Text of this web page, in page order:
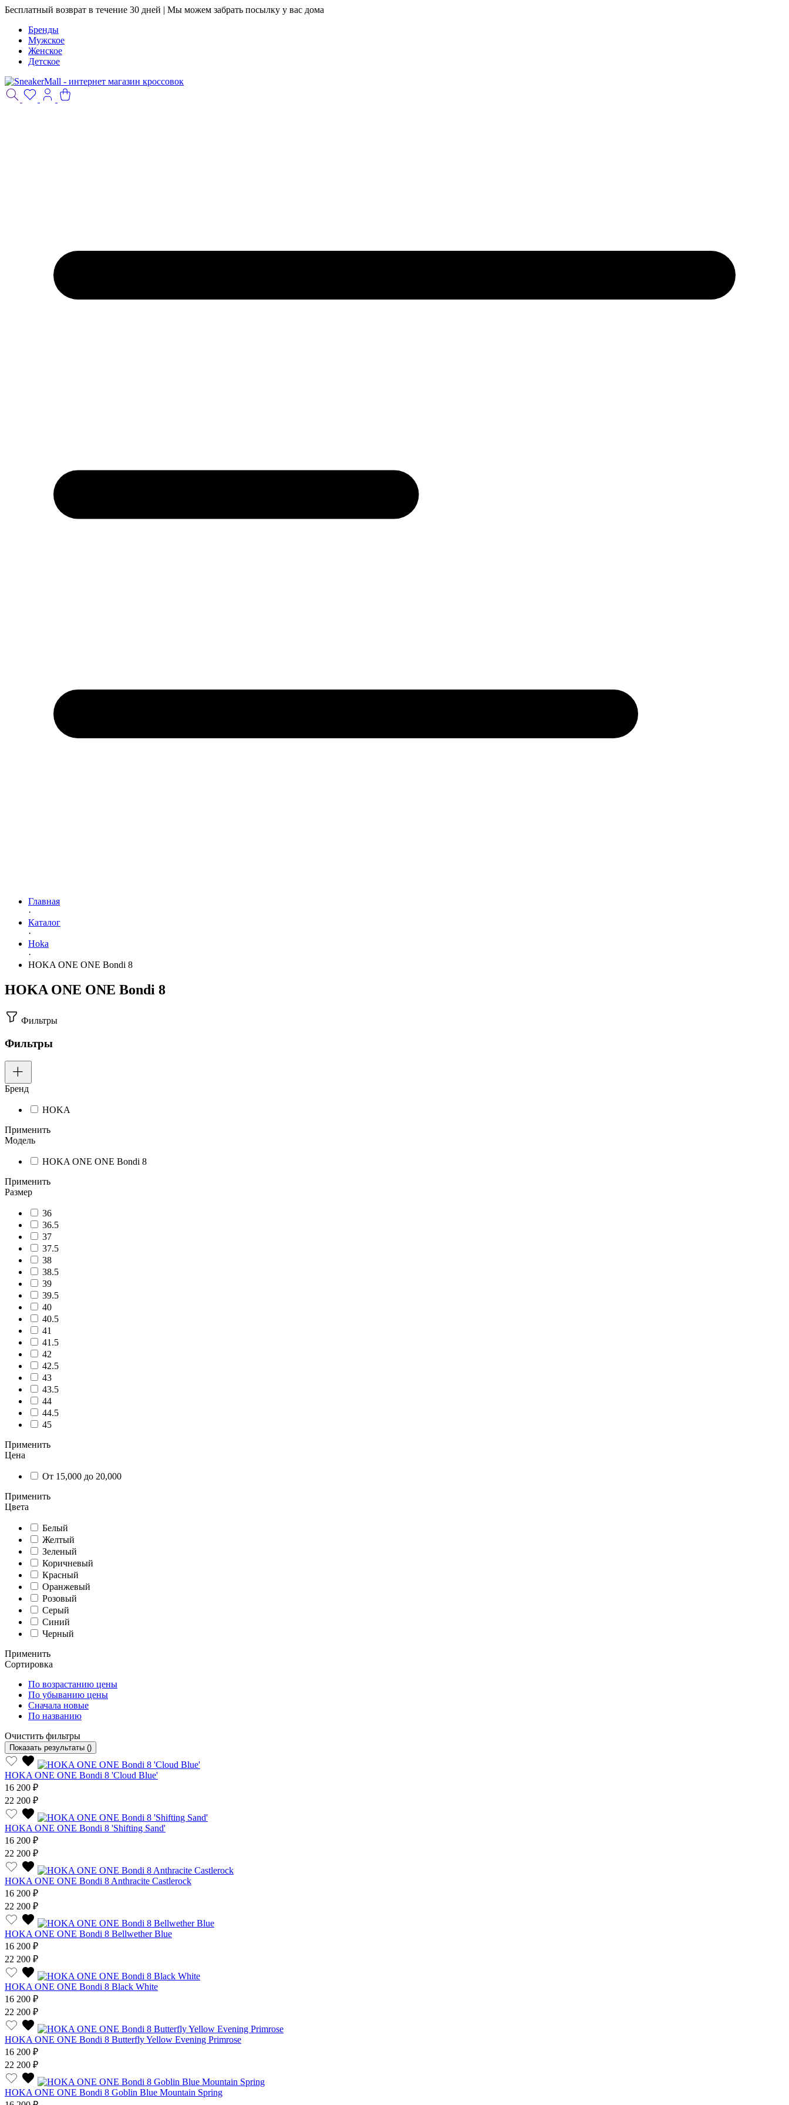
Бесплатный возврат в течение 30 дней | Мы можем забрать посылку у вас дома
Бренды
Мужское
Женское
Детское
Главная
·
Каталог
·
Hoka
·
HOKA ONE ONE Bondi 8
HOKA ONE ONE Bondi 8
Фильтры
Фильтры
Бренд
HOKA
Применить
Модель
HOKA ONE ONE Bondi 8
Применить
Размер
36
36.5
37
37.5
38
38.5
39
39.5
40
40.5
41
41.5
42
42.5
43
43.5
44
44.5
45
Применить
Цена
От 15,000 до 20,000
Применить
Цвета
Белый
Желтый
Зеленый
Коричневый
Красный
Оранжевый
Розовый
Серый
Синий
Черный
Применить
Сортировка
По возрастанию цены
По убыванию цены
Сначала новые
По названию
Очистить фильтры
Показать результаты ()
HOKA ONE ONE Bondi 8 'Cloud Blue'
16 200 ₽
22 200 ₽
HOKA ONE ONE Bondi 8 'Shifting Sand'
16 200 ₽
22 200 ₽
HOKA ONE ONE Bondi 8 Anthracite Castlerock
16 200 ₽
22 200 ₽
HOKA ONE ONE Bondi 8 Bellwether Blue
16 200 ₽
22 200 ₽
HOKA ONE ONE Bondi 8 Black White
16 200 ₽
22 200 ₽
HOKA ONE ONE Bondi 8 Butterfly Yellow Evening Primrose
16 200 ₽
22 200 ₽
HOKA ONE ONE Bondi 8 Goblin Blue Mountain Spring